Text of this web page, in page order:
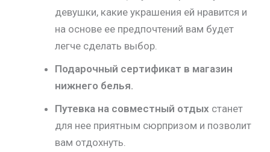
девушки, какие украшения ей нравится и
на основе ее предпочтений вам будет
легче сделать выбор.
Подарочный сертификат в магазин
нижнего белья.
Путевка на совместный отдых станет
для нее приятным сюрпризом и позволит
вам отдохнуть.